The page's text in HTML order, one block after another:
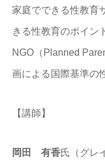
家庭でできる性教育
きる性教育のポイン
NGO（Planned
画による国際基準の
【講師】
岡田 有香氏（グレ